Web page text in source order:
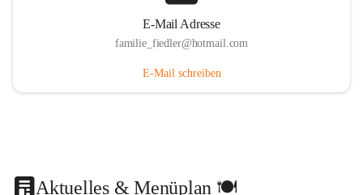
E-Mail Adresse
familie_fiedler@hotmail.com
E-Mail schreiben
Aktuelles & Menüplan 🍽️